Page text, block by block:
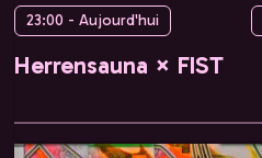
23:00 - Aujourd'hui
Herrensauna × FIST